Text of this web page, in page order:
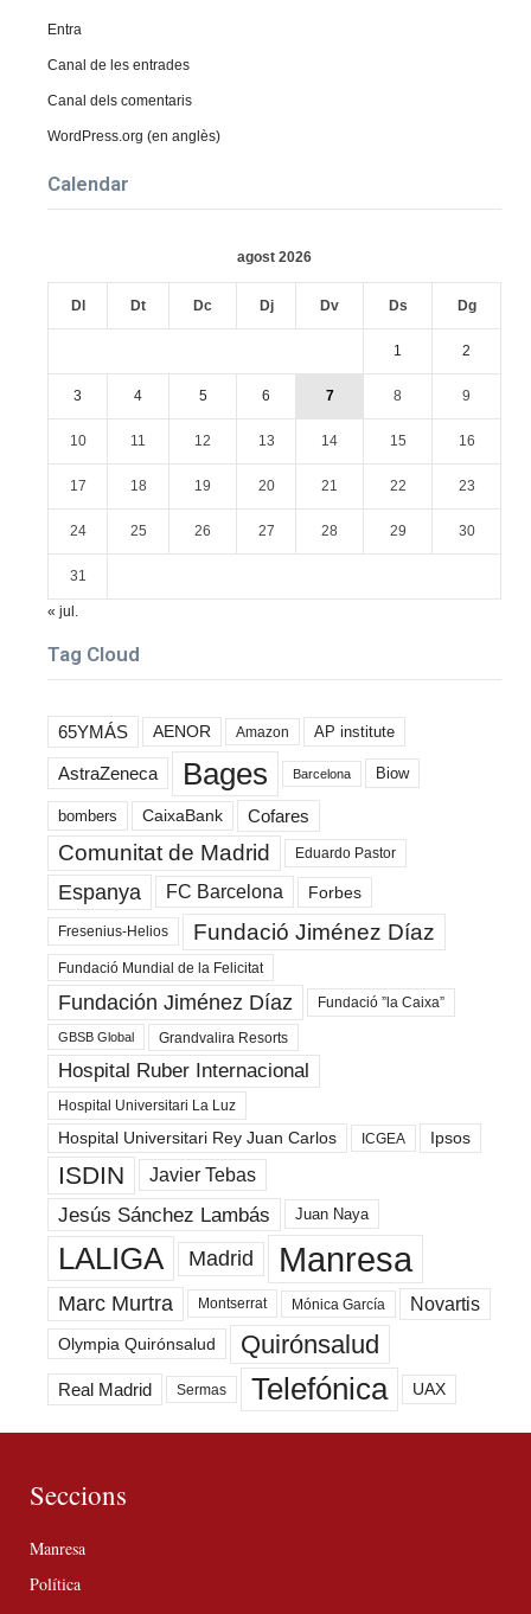
Entra
Canal de les entrades
Canal dels comentaris
WordPress.org (en anglès)
Calendar
agost 2026
Dl Dt Dc Dj Dv Ds Dg
1 2
3 4 5 6 7 8 9
10 11 12 13 14 15 16
17 18 19 20 21 22 23
24 25 26 27 28 29 30
31
« jul.
Tag Cloud
65YMÁS AENOR Amazon AP institute
AstraZeneca Bages Barcelona Biow
bombers CaixaBank Cofares
Comunitat de Madrid Eduardo Pastor
Espanya FC Barcelona Forbes
Fresenius-Helios Fundació Jiménez Díaz
Fundació Mundial de la Felicitat
Fundación Jiménez Díaz Fundació ”la Caixa”
GBSB Global Grandvalira Resorts
Hospital Ruber Internacional
Hospital Universitari La Luz
Hospital Universitari Rey Juan Carlos ICGEA Ipsos
ISDIN Javier Tebas
Jesús Sánchez Lambás Juan Naya
LALIGA Madrid Manresa
Marc Murtra Montserrat Mónica García Novartis
Olympia Quirónsalud Quirónsalud
Real Madrid Sermas Telefónica UAX
Seccions
Manresa
Política